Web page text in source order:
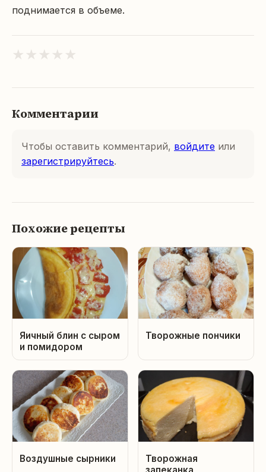
поднимается в объеме.
★ ★ ★ ★ ★
Комментарии
Чтобы оставить комментарий, войдите или
зарегистрируйтесь.
Похожие рецепты
Яичный блин с сыром
и помидором
Творожные пончики
Воздушные сырники
Творожная